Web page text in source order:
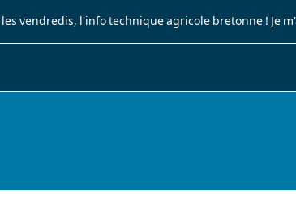
les vendredis, l'info technique agricole bretonne ! Je